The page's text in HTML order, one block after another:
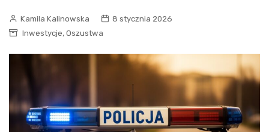
Kamila Kalinowska
8 stycznia 2026
Inwestycje, Oszustwa